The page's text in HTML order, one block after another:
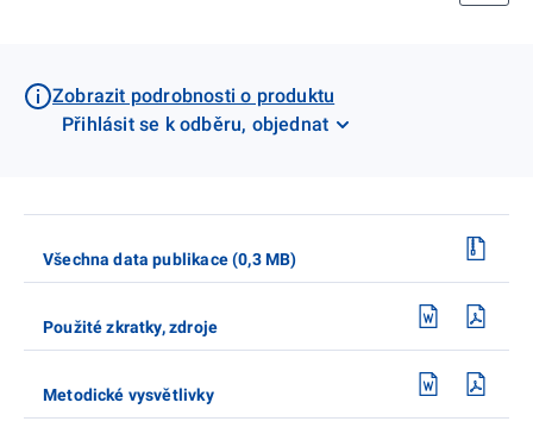
Zobrazit podrobnosti o produktu
Přihlásit se k odběru, objednat
Všechna data publikace (0,3 MB)
Použité zkratky, zdroje
Metodické vysvětlivky